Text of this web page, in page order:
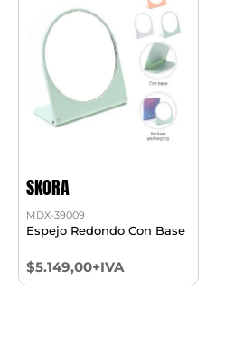
SKORA
MDX-39009
Espejo Redondo Con Base
$5.149,00+IVA